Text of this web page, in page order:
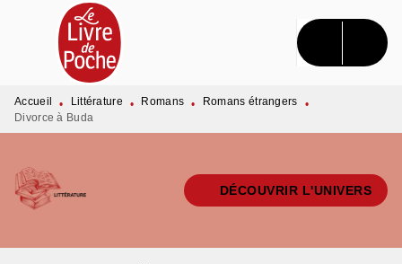
MENU RECHERCHE CONTENU
PIED DE PAGE
Accueil • Littérature • Romans • Romans étrangers
•
Divorce à Buda
DÉCOUVRIR L'UNIVERS